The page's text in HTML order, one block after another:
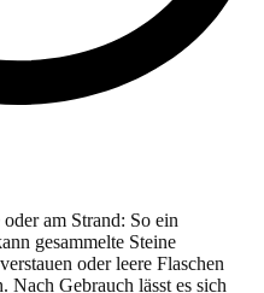
am Strand: So ein
gesammelte Steine
oder leere Flaschen
Nach Gebrauch lässt es sich